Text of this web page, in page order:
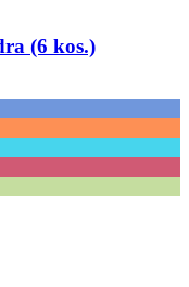
(6 kos.)